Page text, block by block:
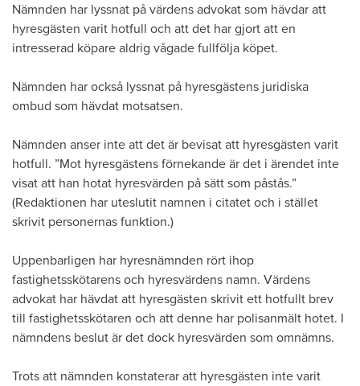
Nämnden har lyssnat på värdens advokat som hävdar att
hyresgästen varit hotfull och att det har gjort att en
intresserad köpare aldrig vågade fullfölja köpet.
Nämnden har också lyssnat på hyresgästens juridiska
ombud som hävdat motsatsen.
Nämnden anser inte att det är bevisat att hyresgästen varit
hotfull. ”Mot hyresgästens förnekande är det i ärendet inte
visat att han hotat hyresvärden på sätt som påstås.”
(Redaktionen har uteslutit namnen i citatet och i stället
skrivit personernas funktion.)
Uppenbarligen har hyresnämnden rört ihop
fastighetsskötarens och hyresvärdens namn. Värdens
advokat har hävdat att hyresgästen skrivit ett hotfullt brev
till fastighetsskötaren och att denne har polisanmält hotet. I
nämndens beslut är det dock hyresvärden som omnämns.
Trots att nämnden konstaterar att hyresgästen inte varit